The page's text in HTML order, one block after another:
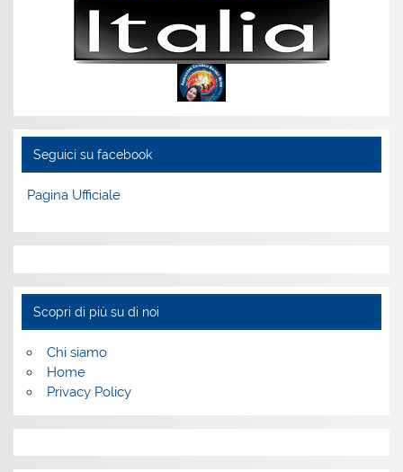
Seguici su facebook
Pagina Ufficiale
Scopri di più su di noi
Chi siamo
Home
Privacy Policy